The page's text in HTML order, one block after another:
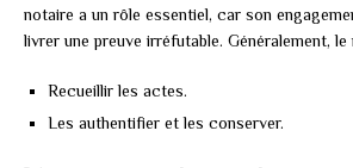
notaire a un rôle essentiel, car son
livrer une preuve irréfutable. Généralement,
Recueillir les actes.
Les authentifier et les conserver.